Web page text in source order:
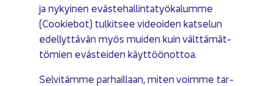
ja ny­kyi­nen eväs­te­hal­lin­ta­työ­ka­lum­me
(Coo­kie­bot) tul­kit­see vi­deoi­den kat­se­lun
edel­lyt­tä­vän myös mui­den kuin vält­tä­mät­
tö­mien eväs­tei­den käyt­töön­ot­toa.
Sel­vi­täm­me par­hail­laan, miten voim­me tar­